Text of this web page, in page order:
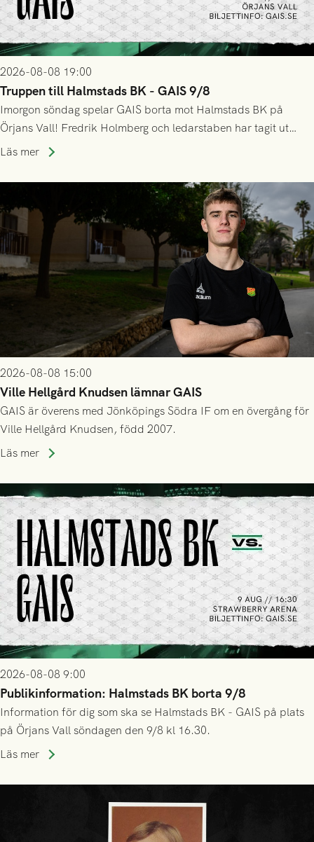
2026-08-08 19:00
Truppen till Halmstads BK - GAIS 9/8
Imorgon söndag spelar GAIS borta mot Halmstads BK på
Örjans Vall! Fredrik Holmberg och ledarstaben har tagit ut
följande trupp till matchen:
Läs mer
2026-08-08 15:00
Ville Hellgård Knudsen lämnar GAIS
GAIS är överens med Jönköpings Södra IF om en övergång för
Ville Hellgård Knudsen, född 2007.
Läs mer
2026-08-08 9:00
Publikinformation: Halmstads BK borta 9/8
Information för dig som ska se Halmstads BK - GAIS på plats
på Örjans Vall söndagen den 9/8 kl 16.30.
Läs mer